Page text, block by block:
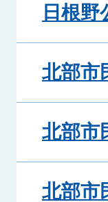
日根野
北部市
北部市
北部市